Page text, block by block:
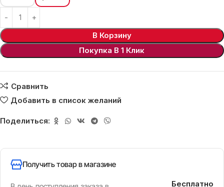
В Корзину
Покупка В 1 Клик
Сравнить
Добавить в список желаний
Поделиться:
Получить товар в магазине
Бесплатно